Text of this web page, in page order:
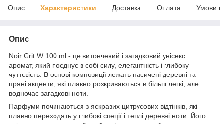
Опис Характеристики Доставка Оплата Умови
Опис
Noir Grit W 100 ml - це витончений і загадковий унісекс
аромат, який поєднує в собі силу, елегантність і глибоку
чуттєвість. В основі композиції лежать насичені деревні та
пряні акценти, які плавно розкриваються в більш легкі, але
водночас загадкові ноти.
Парфуми починаються з яскравих цитрусових відтінків, які
плавно переходять у глибокі спеції і теплі деревні ноти. Його